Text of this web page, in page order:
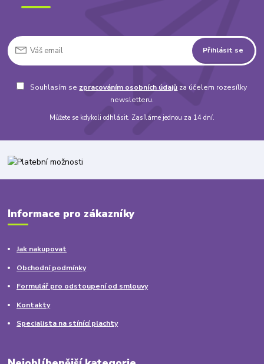
Přihlásit se
Souhlasím se zpracováním osobních údajů za účelem rozesílky
newsletteru.
Můžete se kdykoli odhlásit. Zasíláme jednou za 14 dní.
Informace pro zákazníky
Jak nakupovat
Obchodní podmínky
Formulář pro odstoupení od smlouvy
Kontakty
Specialista na stínící plachty